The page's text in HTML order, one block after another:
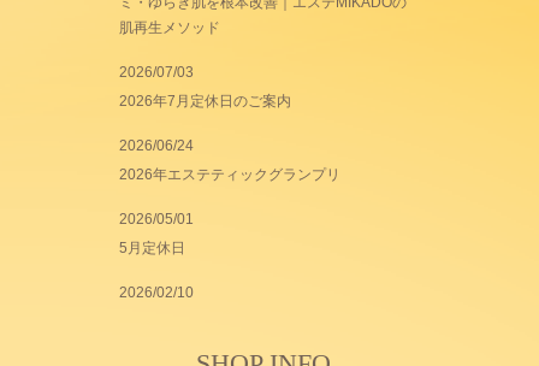
肌再生メソッド
2026/07/03
2026年7月定休日のご案内
2026/06/24
2026年エステティックグランプリ
2026/05/01
5月定休日
2026/02/10